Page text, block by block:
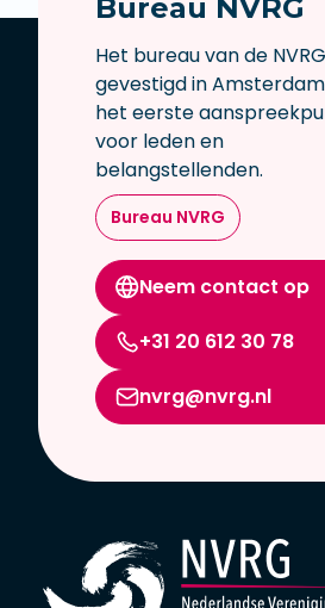
Bureau NVRG
Het bureau van de
gevestigd in
het eerste
voor leden en
belangstellenden.
Bureau NVRG
Neem contact op
+31 20 612 30 78
nvrg@nvrg.nl